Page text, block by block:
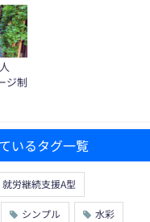
ジ制
いるタグ一覧
就労継続支援A型
シンプル 水彩